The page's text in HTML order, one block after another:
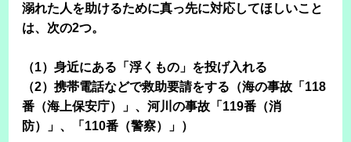
溺れた人を助けるために真っ先に対応してほしいこと
は、次の2つ。
（1）身近にある「浮くもの」を投げ入れる
（2）携帯電話などで救助要請をする（海の事故「118
番（海上保安庁）」、河川の事故「119番（消
防）」、「110番（警察）」）